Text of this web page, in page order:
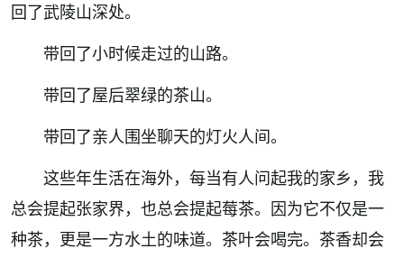
回了武陵山深处。
带回了小时候走过的山路。
带回了屋后翠绿的茶山。
带回了亲人围坐聊天的灯火人间。
这些年生活在海外，每当有人问起我的家乡，我
总会提起张家界，也总会提起莓茶。因为它不仅是一
种茶，更是一方水土的味道。茶叶会喝完。茶香却会